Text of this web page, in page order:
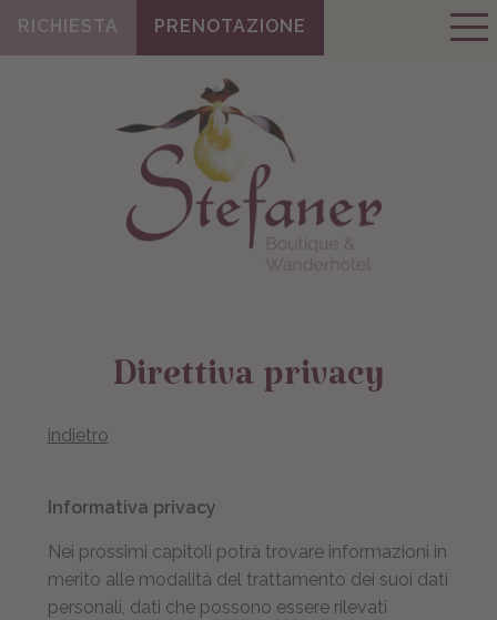
RICHIESTA PRENOTAZIONE
Direttiva privacy
indietro
Informativa privacy
Nei prossimi capitoli potrà trovare informazioni in
merito alle modalità del trattamento dei suoi dati
personali, dati che possono essere rilevati